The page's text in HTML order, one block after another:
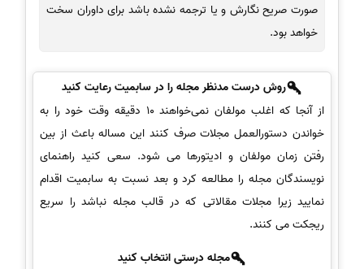
صورت صریح نگارش و یا ترجمه نشده باشد برای داوران سخت
خواهد بود.
روش درست مدنظر مجله را در سابمیت رعایت کنید
از آنجا که اغلب مولفان نمی‌خواهند 10 دقیقه وقت خود را به
خواندن دستورالعمل مجلات صرف کنند این مساله باعث از بین
رفتن زمان مولفان و ادیتورها می شود. سعی کنید راهنمای
نویسندگان مجله را مطالعه کرد و بعد نسبت به سابمیت اقدام
نمایید زیرا مجلات مقالاتی که در قالب مجله نباشد را سریع
ریجکت می کنند.
مجله درستی انتخاب کنید